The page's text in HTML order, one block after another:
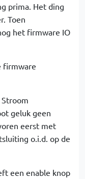
prima. Het ding
Toen
het firmware IO
firmware
geluk geen
eerst met
o.i.d. op de
een enable knop